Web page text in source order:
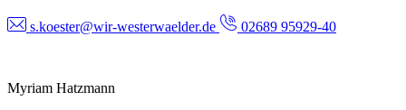
s.koester@wir-westerwaelder.de 02689 95929-40
Myriam Hatzmann